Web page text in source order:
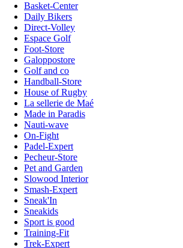
Basket-Center
Daily Bikers
Direct-Volley
Espace Golf
Foot-Store
Galoppostore
Golf and co
Handball-Store
House of Rugby
La sellerie de Maé
Made in Paradis
Nauti-wave
On-Fight
Padel-Expert
Pecheur-Store
Pet and Garden
Slowood Interior
Smash-Expert
Sneak'In
Sneakids
Sport is good
Training-Fit
Trek-Expert